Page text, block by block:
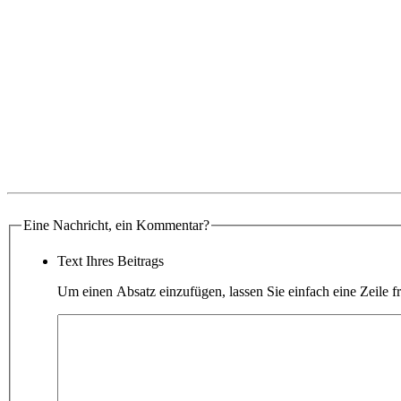
Eine Nachricht, ein Kommentar?
Text Ihres Beitrags
Um einen Absatz einzufügen, lassen Sie einfach eine Zeile